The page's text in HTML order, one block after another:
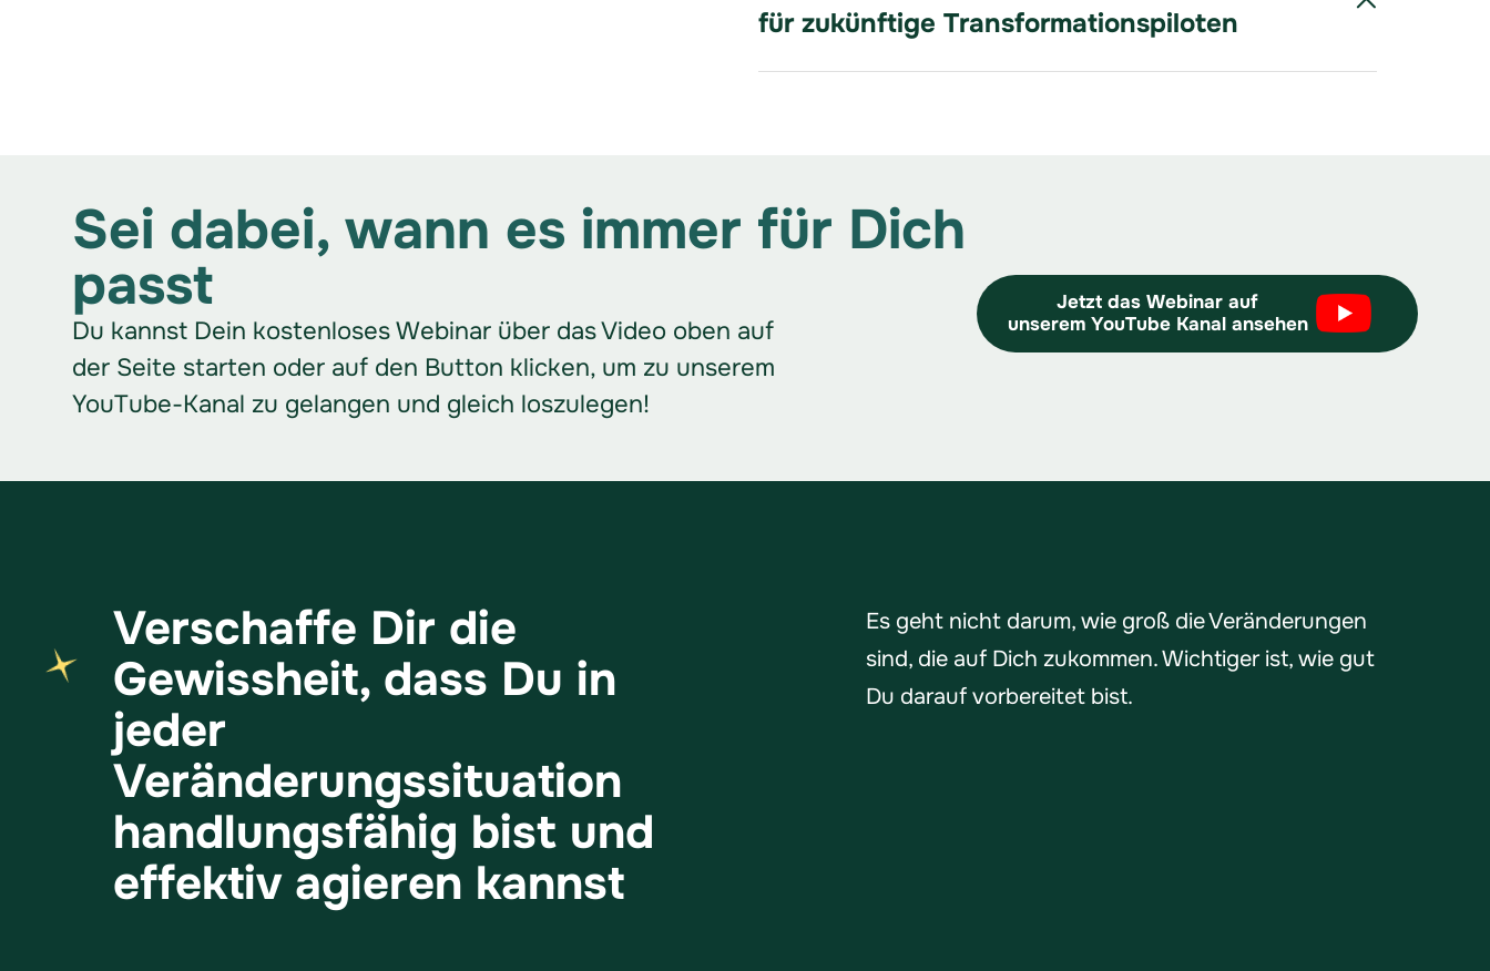
für zukünftige Transformationspiloten
Sei dabei, wann es immer für Dich
passt
Du kannst Dein kostenloses Webinar über das Video oben auf
der Seite starten oder auf den Button klicken, um zu unserem
YouTube-Kanal zu gelangen und gleich loszulegen!
Jetzt das Webinar auf
unserem YouTube Kanal ansehen
Verschaffe Dir die
Gewissheit, dass Du in
jeder
Veränderungssituation
handlungsfähig bist und
effektiv agieren kannst
Es geht nicht darum, wie groß die Veränderungen
sind, die auf Dich zukommen. Wichtiger ist, wie gut
Du darauf vorbereitet bist.